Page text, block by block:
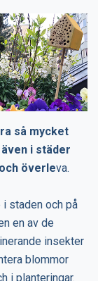
så mycket
i städer
överleva.
staden och på
en av de
insekter
blommor
i planteringar.